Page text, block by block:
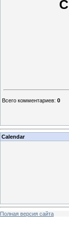
Всего комментариев: 0
Calendar
Полная версия сайта